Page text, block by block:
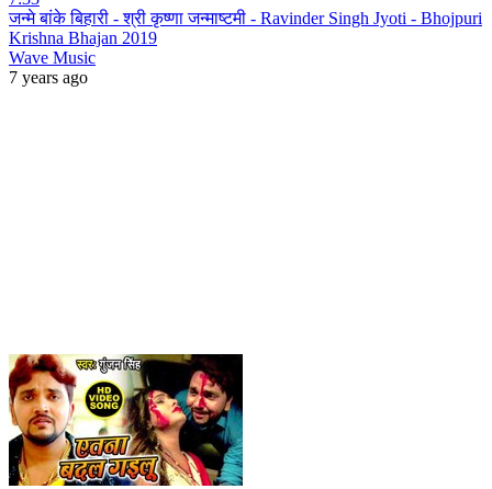
जन्मे बांके बिहारी - श्री कृष्णा जन्माष्टमी - Ravinder Singh Jyoti - Bhojpuri
Krishna Bhajan 2019
Wave Music
7 years ago